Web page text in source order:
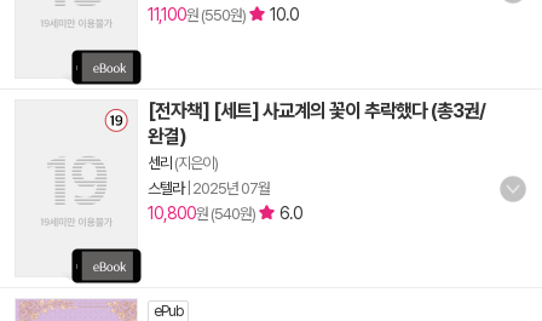
11,100원 (550원) 10.0
[전자책] [세트] 사교계의 꽃이 추락했다 (총3권/
완결)
센리 (지은이)
스텔라| 2025년 07월
10,800원 (540원) 6.0
ePub